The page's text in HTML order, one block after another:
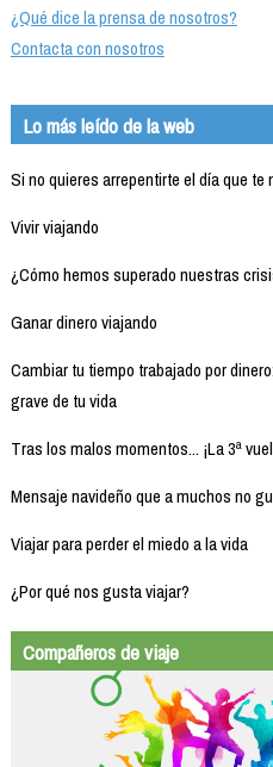
¿Qué dice la prensa de nosotros?
Contacta con nosotros
Lo más leído de la web
Si no quieres arrepentirte el día que te
Vivir viajando
¿Cómo hemos superado nuestras
Ganar dinero viajando
Cambiar tu tiempo trabajado por
grave de tu vida
Tras los malos momentos... ¡La 3ª
Mensaje navideño que a muchos no
Viajar para perder el miedo a la vida
¿Por qué nos gusta viajar?
Compañeros de viaje